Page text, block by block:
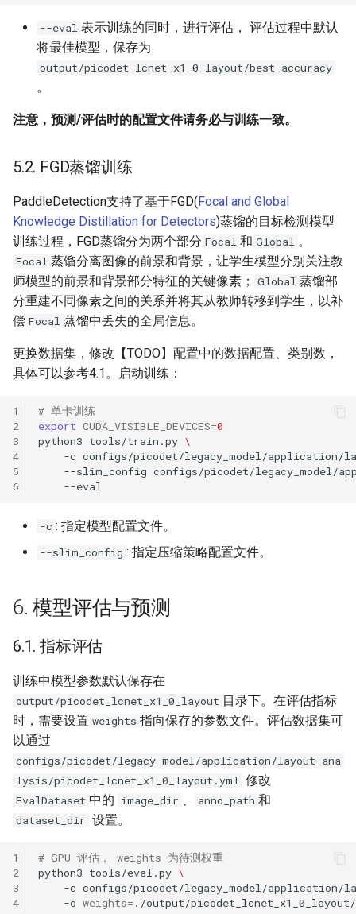
--eval 表示训练的同时，进行评估， 评估过程中默认
将最佳模型，保存为
output/picodet_lcnet_x1_0_layout/best_accuracy
。
注意，预测/评估时的配置文件请务必与训练一致。
5.2. FGD蒸馏训练
PaddleDetection支持了基于FGD(Focal and Global
Knowledge Distillation for Detectors)蒸馏的目标检测模型
训练过程，FGD蒸馏分为两个部分 Focal 和 Global 。
Focal 蒸馏分离图像的前景和背景，让学生模型分别关注教
师模型的前景和背景部分特征的关键像素；
Global 蒸馏部
分重建不同像素之间的关系并将其从教师转移到学生，以补
偿 Focal 蒸馏中丢失的全局信息。
更换数据集，修改【TODO】配置中的数据配置、类别数，
具体可以参考4.1。启动训练：
1
2
3
4
5
6
# 单卡训练
export CUDA_VISIBLE_DEVICES=0
python3 tools/train.py \
-c configs/picodet/legacy_model/application/
--slim_config configs/picodet/legacy_model/
-c : 指定模型配置文件。
--slim_config : 指定压缩策略配置文件。
6. 模型评估与预测
6.1. 指标评估
训练中模型参数默认保存在
output/picodet_lcnet_x1_0_layout 目录下。在评估指标
时，需要设置 weights 指向保存的参数文件。评估数据集可
以通过
configs/picodet/legacy_model/application/layout_ana
lysis/picodet_lcnet_x1_0_layout.yml 修改
EvalDataset 中的 image_dir 、 anno_path 和
dataset_dir 设置。
1
2
3
4
# GPU 评估， weights 为待测权重
python3 tools/eval.py \
-c configs/picodet/legacy_model/application/
-o weights=